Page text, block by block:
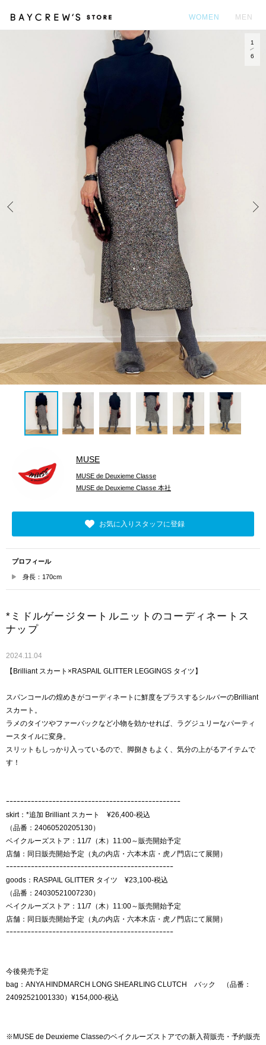
WOMEN MEN
1
6
MUSE
MUSE de Deuxieme Classe
MUSE de Deuxieme Classe 本社
お気に入りスタッフに登録
プロフィール
身長：170cm
*ミドルゲージタートルニットのコーディネートス
ナップ
2024.11.04
【Brilliant スカート×RASPAIL GLITTER LEGGINGS タイツ】
スパンコールの煌めきがコーディネートに鮮度をプラスするシルバーのBrilliant
スカート。
ラメのタイツやファーバックなど小物を効かせれば、ラグジュリーなパーティ
ースタイルに変身。
スリットもしっかり入っているので、脚捌きもよく、気分の上がるアイテムで
す！
ｰｰｰｰｰｰｰｰｰｰｰｰｰｰｰｰｰｰｰｰｰｰｰｰｰｰｰｰｰｰｰｰｰｰｰｰｰｰｰｰｰｰｰｰｰｰｰｰｰ
skirt：*追加 Brilliant スカート ¥26,400-税込
（品番：24060520205130）
ベイクルーズストア：11/7（木）11:00～販売開始予定
店舗：同日販売開始予定（丸の内店・六本木店・虎ノ門店にて展開）
ｰｰｰｰｰｰｰｰｰｰｰｰｰｰｰｰｰｰｰｰｰｰｰｰｰｰｰｰｰｰｰｰｰｰｰｰｰｰｰｰｰｰｰｰｰｰｰ
goods：RASPAIL GLITTER タイツ ¥23,100-税込
（品番：24030521007230）
ベイクルーズストア：11/7（木）11:00～販売開始予定
店舗：同日販売開始予定（丸の内店・六本木店・虎ノ門店にて展開）
ｰｰｰｰｰｰｰｰｰｰｰｰｰｰｰｰｰｰｰｰｰｰｰｰｰｰｰｰｰｰｰｰｰｰｰｰｰｰｰｰｰｰｰｰｰｰｰ
今後発売予定
bag：ANYA HINDMARCH LONG SHEARLING CLUTCH バック （品番：
24092521001330）¥154,000-税込
※MUSE de Deuxieme Classeのベイクルーズストアでの新入荷販売・予約販売